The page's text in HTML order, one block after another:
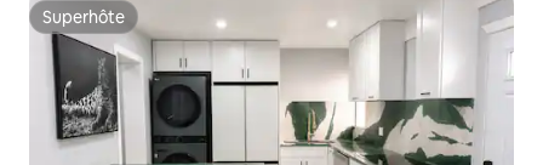
Superhôte
Superhôte